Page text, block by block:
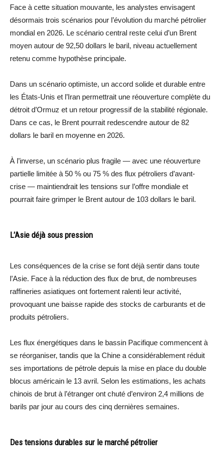
Face à cette situation mouvante, les analystes envisagent
désormais trois scénarios pour l’évolution du marché pétrolier
mondial en 2026. Le scénario central reste celui d’un Brent
moyen autour de 92,50 dollars le baril, niveau actuellement
retenu comme hypothèse principale.
Dans un scénario optimiste, un accord solide et durable entre
les États-Unis et l’Iran permettrait une réouverture complète du
détroit d’Ormuz et un retour progressif de la stabilité régionale.
Dans ce cas, le Brent pourrait redescendre autour de 82
dollars le baril en moyenne en 2026.
À l’inverse, un scénario plus fragile — avec une réouverture
partielle limitée à 50 % ou 75 % des flux pétroliers d’avant-
crise — maintiendrait les tensions sur l’offre mondiale et
pourrait faire grimper le Brent autour de 103 dollars le baril.
L’Asie déjà sous pression
Les conséquences de la crise se font déjà sentir dans toute
l’Asie. Face à la réduction des flux de brut, de nombreuses
raffineries asiatiques ont fortement ralenti leur activité,
provoquant une baisse rapide des stocks de carburants et de
produits pétroliers.
Les flux énergétiques dans le bassin Pacifique commencent à
se réorganiser, tandis que la Chine a considérablement réduit
ses importations de pétrole depuis la mise en place du double
blocus américain le 13 avril. Selon les estimations, les achats
chinois de brut à l’étranger ont chuté d’environ 2,4 millions de
barils par jour au cours des cinq dernières semaines.
Des tensions durables sur le marché pétrolier